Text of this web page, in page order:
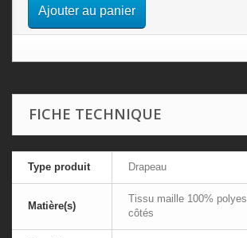
Ajouter au panier
FICHE TECHNIQUE
Type produit Drapeau
Matière(s)
Tissu maille 100%
côtés